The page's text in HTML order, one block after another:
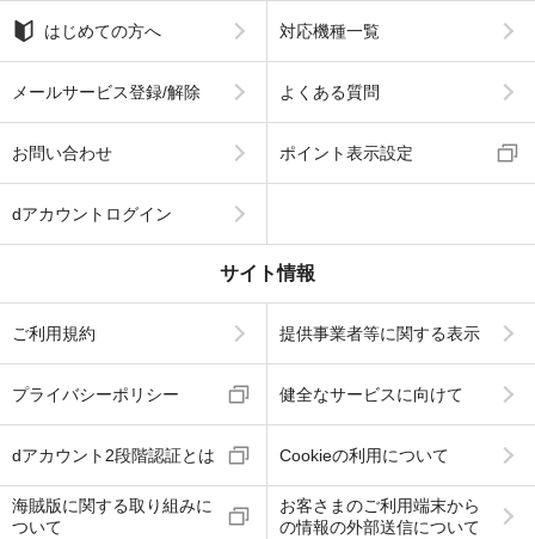
はじめての方へ 対応機種一覧
メールサービス登録/解除 よくある質問
お問い合わせ ポイント表示設定
dアカウントログイン
サイト情報
ご利用規約 提供事業者等に関する表示
プライバシーポリシー 健全なサービスに向けて
dアカウント2段階認証とは Cookieの利用について
海賊版に関する取り組みに
ついて
お客さまのご利用端末から
の情報の外部送信について